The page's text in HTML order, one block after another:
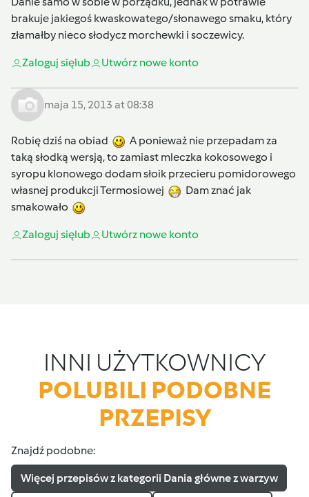
brakuje jakiegoś kwaskowatego/słonawego smaku, który
złamałby nieco słodycz morchewki i soczewicy.
Zaloguj sięlub Utwórz nowe konto
maja 15, 2013 at 08:38
Robię dziś na obiad
A ponieważ nie przepadam za
taką słodką wersją, to zamiast mleczka kokosowego i
syropu klonowego dodam słoik przecieru pomidorowego
własnej produkcji Termosiowej
Dam znać jak
smakowało
Zaloguj sięlub Utwórz nowe konto
INNI UŻYTKOWNICY
POLUBILI PODOBNE
PRZEPISY
Znajdź podobne:
Więcej przepisów z kategorii Dania główne z warzyw